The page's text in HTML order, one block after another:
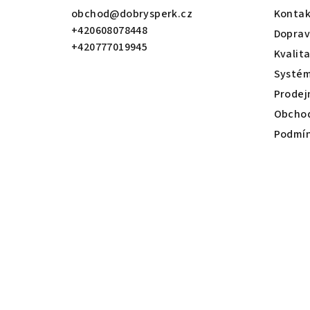
obchod@dobrysperk.cz
+420608078448
+420777019945